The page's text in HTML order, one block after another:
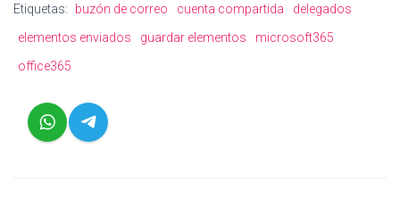
Etiquetas: buzón de correo cuenta compartida
delegados
elementos enviados
guardar elementos
microsoft365
office365